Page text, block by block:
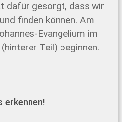
dafür gesorgt, dass wir
finden können. Am
Evangelium im
Teil) beginnen.
erkennen!